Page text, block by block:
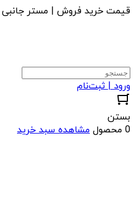
قیمت خرید فروش | مستر جانبی
ورود | ثبت‌نام
بستن
0 محصول
مشاهده سبد خرید